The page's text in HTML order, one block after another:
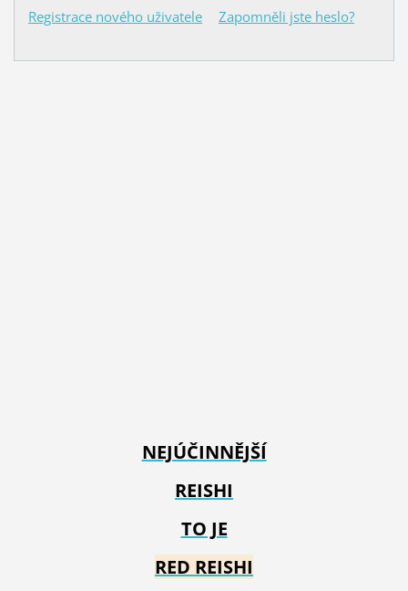
Registrace nového uživatele Zapomněli jste heslo?
NEJÚČINNĚJŠÍ
REISHI
TO JE
RED REISHI